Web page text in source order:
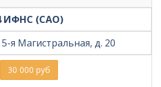
ИФНС (САО)
я Магистральная, д. 20
30 000 руб